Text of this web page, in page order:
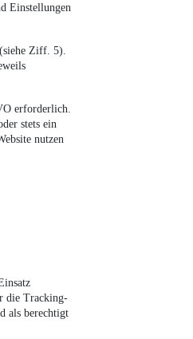
Einstellungen
Ziff. 5).
erforderlich.
stets ein
nutzen
die Tracking-
als berechtigt